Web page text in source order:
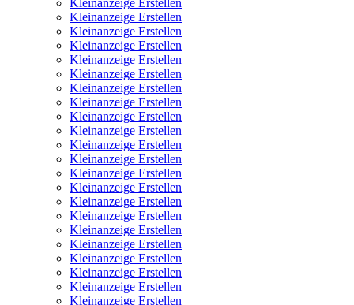
Kleinanzeige Erstellen
Kleinanzeige Erstellen
Kleinanzeige Erstellen
Kleinanzeige Erstellen
Kleinanzeige Erstellen
Kleinanzeige Erstellen
Kleinanzeige Erstellen
Kleinanzeige Erstellen
Kleinanzeige Erstellen
Kleinanzeige Erstellen
Kleinanzeige Erstellen
Kleinanzeige Erstellen
Kleinanzeige Erstellen
Kleinanzeige Erstellen
Kleinanzeige Erstellen
Kleinanzeige Erstellen
Kleinanzeige Erstellen
Kleinanzeige Erstellen
Kleinanzeige Erstellen
Kleinanzeige Erstellen
Kleinanzeige Erstellen